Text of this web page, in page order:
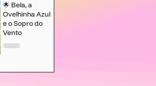
🌟 Bela, a
Ovelhinha Azul
e o Sopro do
Vento